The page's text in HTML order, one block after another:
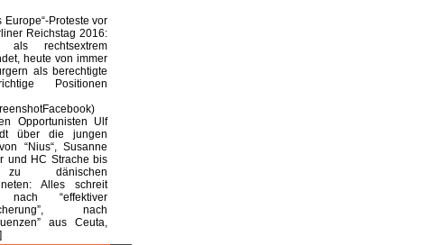
Europe“-Proteste vor
Reichstag 2016:
als rechtsextrem
heute von immer
als berechtigte
Positionen
Opportunisten Ulf
über die jungen
“Nius“, Susanne
und HC Strache bis
dänischen
Alles schreit
nach “effektiver
nach
aus Ceuta,